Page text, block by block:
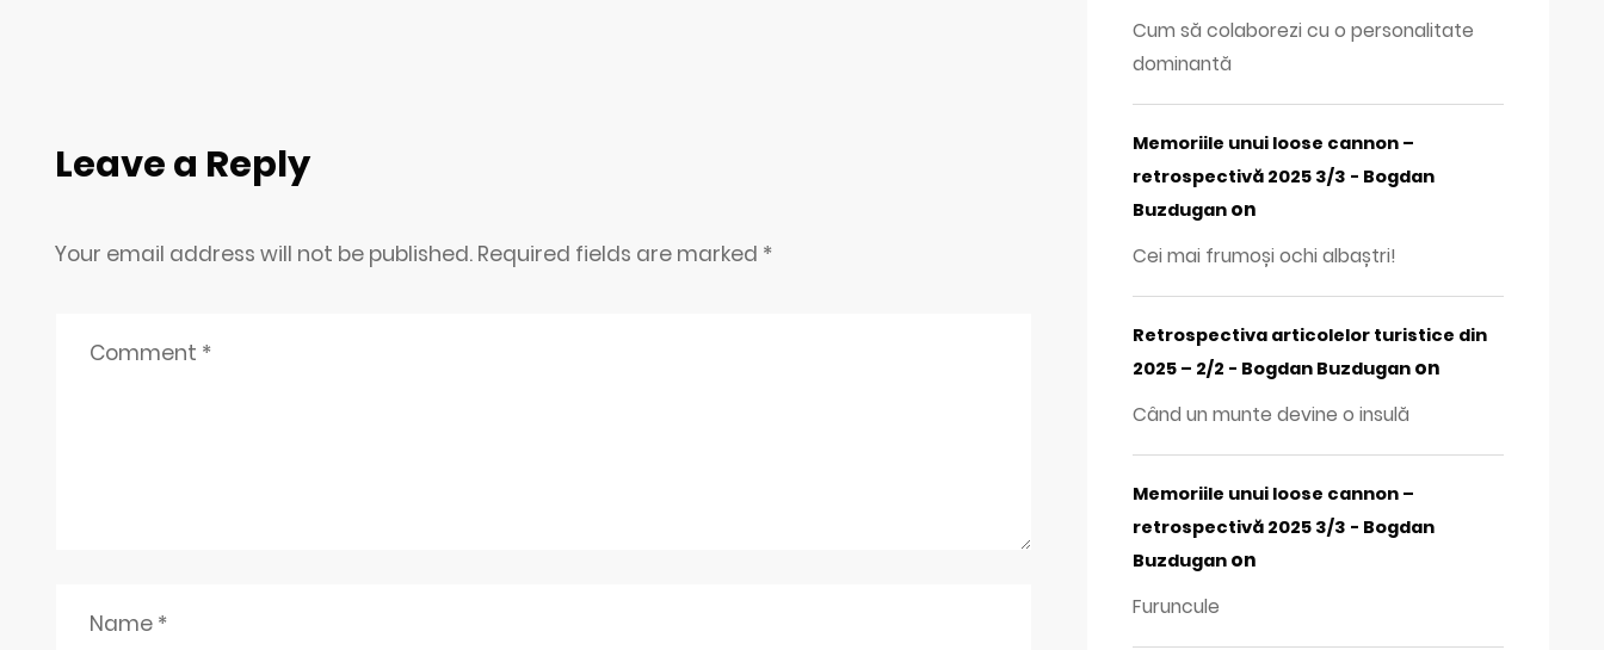
Leave a Reply
Your email address will not be published. Required fields are marked *
Cum să colaborezi cu o personalitate
dominantă
Memoriile unui loose cannon –
retrospectivă 2025 3/3 - Bogdan
Buzdugan on
Cei mai frumoși ochi albaștri!
Retrospectiva articolelor turistice din
2025 – 2/2 - Bogdan Buzdugan on
Când un munte devine o insulă
Memoriile unui loose cannon –
retrospectivă 2025 3/3 - Bogdan
Buzdugan on
Furuncule